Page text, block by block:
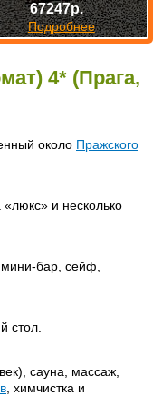
4* (Прага,
около Пражского
и несколько
бар, сейф,
стол.
сауна, массаж,
, химчистка и
67247р.
Подробнее